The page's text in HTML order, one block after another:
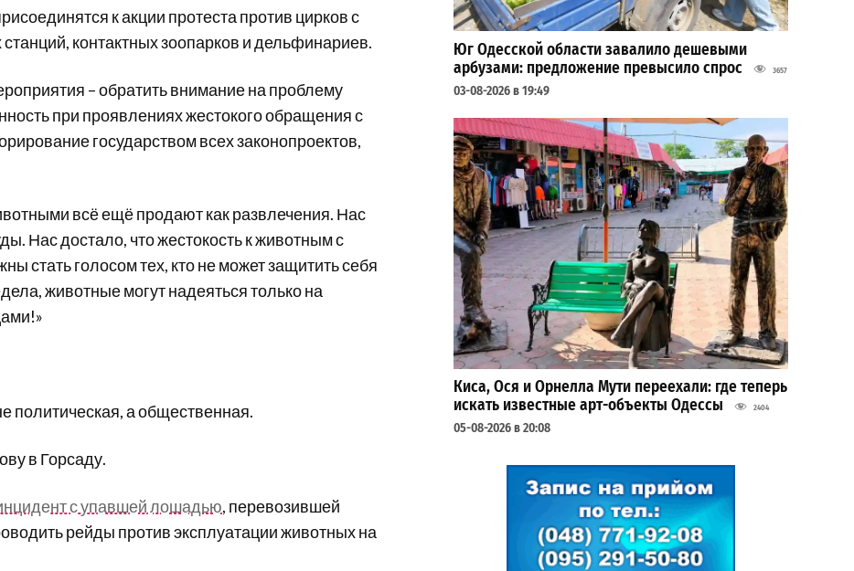
к акции протеста против цирков с
контактных зоопарков и дельфинариев.
– обратить внимание на проблему
при проявлениях жестокого обращения с
государством всех законопроектов,
всё ещё продают как развлечения. Нас
Нас достало, что жестокость к животным с
стать голосом тех, кто не может защитить себя
животные могут надеяться только на
политическая, а общественная.
в Горсаду.
с упавшей лошадью, перевозившей
рейды против эксплуатации животных на
Юг Одесской области завалило дешевыми
арбузами: предложение превысило спрос
3657
03-08-2026 в 19:49
Киса, Ося и Орнелла Мути переехали: где теперь
искать известные арт-объекты Одессы
2404
05-08-2026 в 20:08